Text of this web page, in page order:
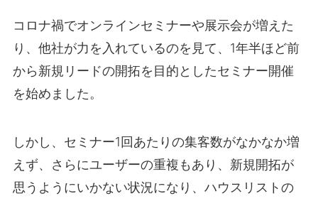
コロナ禍でオンラインセミナーや展示会が増えた
り、他社が力を入れているのを見て、1年半ほど前
から新規リードの開拓を目的としたセミナー開催
を始めました。
しかし、セミナー1回あたりの集客数がなかなか増
えず、さらにユーザーの重複もあり、新規開拓が
思うようにいかない状況になり、ハウスリストの